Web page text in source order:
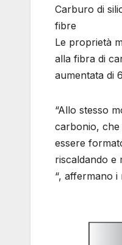
Carburo di
fibre
Le proprietà
alla fibra di
aumentata di
“Allo stesso
carbonio, che
essere
riscaldando e
“, affermano